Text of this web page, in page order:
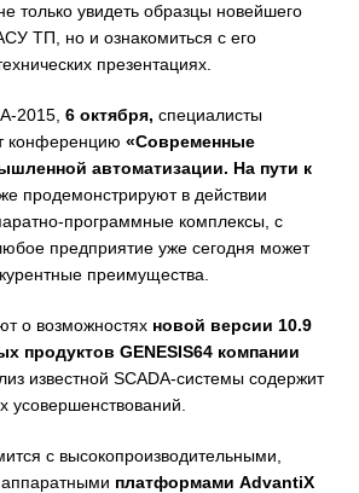
только увидеть образцы новейшего
ТП, но и ознакомиться с его
презентациях.
2015, 6 октября, специалисты
конференцию «Современные
автоматизации. На пути к
продемонстрируют в действии
программные комплексы, с
предприятие уже сегодня может
преимущества.
о возможностях новой версии 10.9
продуктов GENESIS64 компании
известной SCADA-системы содержит
усовершенствований.
с высокопроизводительными,
аппаратными платформами AdvantiX